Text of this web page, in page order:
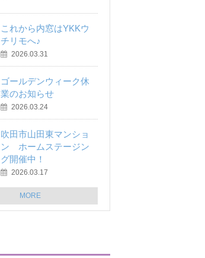
これから内窓はYKKウ
チリモへ♪
2026.03.31
ゴールデンウィーク休
業のお知らせ
2026.03.24
吹田市山田東マンショ
ン ホームステージン
グ開催中！
2026.03.17
MORE